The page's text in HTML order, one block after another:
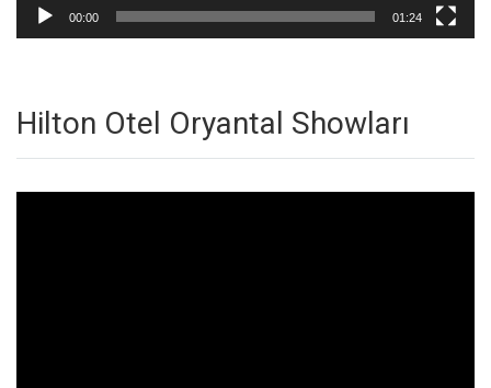
00:00 01:24
Hilton Otel Oryantal Showları